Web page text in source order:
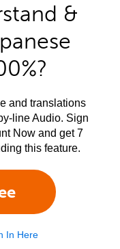
&
and translations
line Audio. Sign
Now and get 7
this feature.
In Here